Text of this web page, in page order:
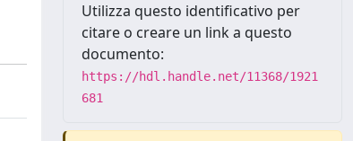
Utilizza questo identificativo per
citare o creare un link a questo
documento:
https://hdl.handle.net/11368/1921
681